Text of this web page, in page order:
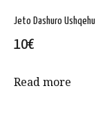
Jeto Dashuro Ushqehu
10€
Read more